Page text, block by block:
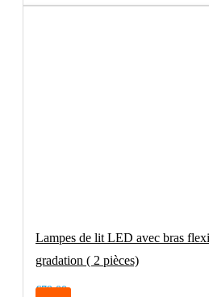
Lampes de lit LED avec bras
gradation ( 2 pièces)
€79.00